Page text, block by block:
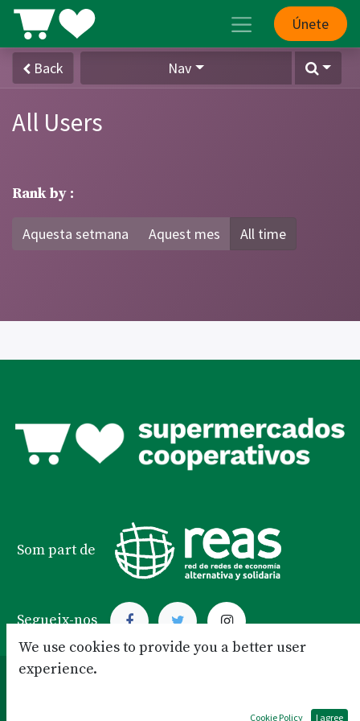
Únete
Back Nav
All Users
Rank by :
Aquesta setmana Aquest mes All time
Som part de
Segueix-nos
Xarxa Supermercats Cooperatius
We use cookies to provide you a better user
experience.
Cookie Policy I agree